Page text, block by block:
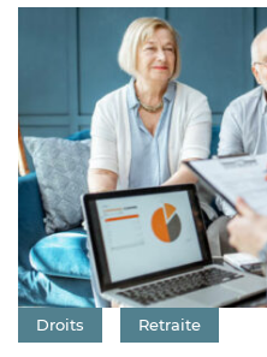
Catégorie : "
Droits Retraite